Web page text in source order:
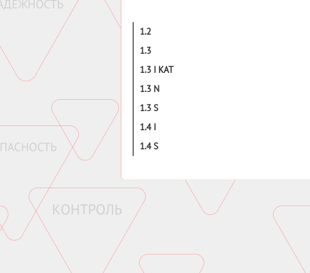
1.2
1.3
1.3 I KAT
1.3 N
1.3 S
1.4 I
1.4 S